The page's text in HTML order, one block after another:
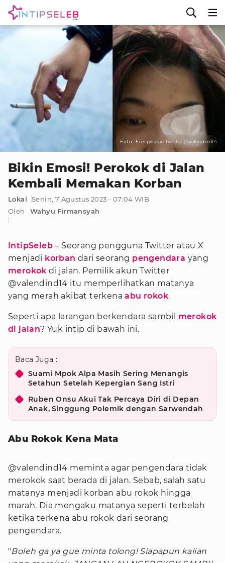
Foto : Freepik dan Twitter @valendind14
Bikin Emosi! Perokok di Jalan
Kembali Memakan Korban
Lokal
Senin, 7 Agustus 2023 - 07:04 WIB
Oleh
:
Wahyu Firmansyah
IntipSeleb – Seorang pengguna Twitter atau X
menjadi korban dari seorang pengendara yang
merokok di jalan. Pemilik akun Twitter
@valendind14 itu memperlihatkan matanya
yang merah akibat terkenaabu rokok.
Seperti apa larangan berkendara sambil merokok
di jalan? Yuk intip di bawah ini.
Baca Juga :
Suami Mpok Alpa Masih Sering Menangis
Setahun Setelah Kepergian Sang Istri
Ruben Onsu Akui Tak Percaya Diri di Depan
Anak, Singgung Polemik dengan Sarwendah
Abu Rokok Kena Mata
@valendind14 meminta agar pengendara tidak
merokok saat berada di jalan. Sebab, salah satu
matanya menjadi korban abu rokok hingga
marah. Dia mengaku matanya seperti terbelah
ketika terkena abu rokok dari seorang
pengendara.
"Boleh ga ya gue minta tolong! Siapapun kalian